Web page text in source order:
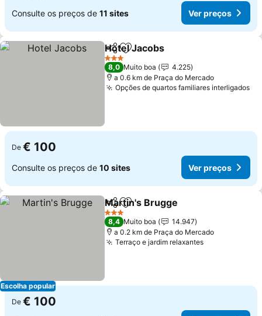
Consulte os preços de 11 sites Ver preços
PartilharAdicionar aos favoritos
Hotel Jacobs
3 Estrelas
8,0 Muito boa
4.225
a 0.6 km de Praça do Mercado
Opções de quartos familiares interligados
De € 100
Consulte os preços de 10 sites Ver preços
Escolha popular
PartilharAdicionar aos favoritos
Martin's Brugge
3 Estrelas
8,4 Muito boa
14.947
a 0.2 km de Praça do Mercado
Terraço e jardim relaxantes
De € 100